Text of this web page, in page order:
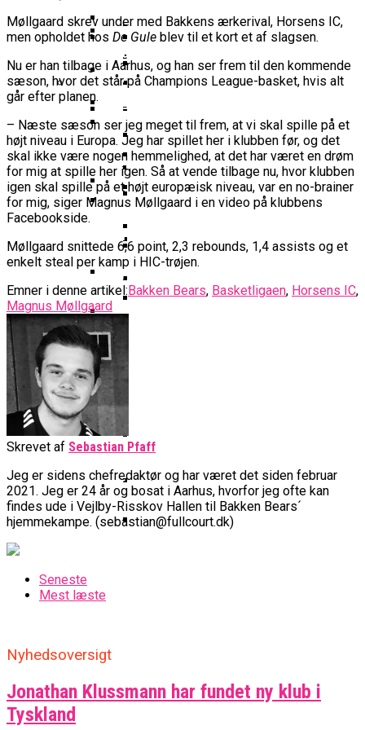
Møder FC Barcelona I Minicopa Endesa´s
Semifinale
Bakken Bears-Stjerne Skifter Til
Bundesligaen
Bakken Bears Sender Stjernespiller
Til NBA Summer League
Dansk Landstræner Efter Misset
EM-Slutrunde: “Vi Har Lagt
FIBA Giver Danmark Den
Dårligste Karakter For Skuffende
EuroBasket-Kvalifikation
Her Er Den Georgiske Og Finske
Trup, Danmark Skal Møde I
Bakkens Supertalent
Bedste Unge Spiller
Vildt Comeback Og
Trepointsrekord: Bakken Bears
Knækkede Porto Efter Dobbelt
Overtidsdrama
Bakken Bears Skuffer Igen I
Europa Og Nærmer Sig Tidligt
16-Årige Noah Nørgaard Slutter
Som Topscorer Til Youth
Champions League
Dansk Tenerife-Talent Med Ny
Brandkamp I Youth Champions
League
En God Start På Youth
Champions League: “Vores Mål
Er At Vinde Turneringen”
Bakken Bears Skuffede Og
Misser Champions League-
Gruppespil
EuroCup
EuroLeague Udvider Til 20 Hold:
Træder Ind På Europas Største
Scene
Venter: Dansk Stjerne Skifter Til
Spansk EuroCup-Klub
Danske Tobias Jensen Fik
Portland Trail Blazers
Emilie Hesseldal Stopper På
Landsholdet
Torsdag Jagter Noah Nørgaard
Sensation Mod Mægtige Real Madrid I
Spansk U18-Kvartfinale
Wembanyamas EM-Deltagelse I Fare:
Der Er Mange Usikkerheder Lige Nu
Danmarks Kvindelandshold Skal Have
Ny Landstræner
Årige Udtaget Til Bruttotruppen
Mod Georgien
Offentliggjort
VM’s All Star-Hold Offentliggjort
Tyskland Er Verdensmester For
Første Gang
Olympiske Lege
Morten Stig Jensen Om OL 2024:
“Vi Kan Forvente Os En Af De
Nogensinde”
To Tidligere Basketliga-Spillere
Bruttotrup
Kalender
Medie: Lebron James Vil Stå I
Spidsen For USA Ved OL 2024
Ungdomspokalfinalerne: Her Er Alle
Vinderne
Ekstra Bladet Har Købt Rettighederne
Til Basketligaen
BørneBasketFonden Sender
Spændende U15-Trup Til Jr. NBA
Europe Tournament Til Sommer
Fra Drøm Til Virkelighed: Vejen
Basketball Klub Rykker Op I
Basketligaen
Medlemstal I Dansk Basket Boomer:
Fremgang For 12. År I Træk
Klumme
Møllgaard skrev under med Bakkens ærkerival, Horsens IC,
men opholdet hos De Gule blev til et kort et af slagsen.
Nu er han tilbage i Aarhus, og han ser frem til den kommende
sæson, hvor det står på Champions League-basket, hvis alt
går efter planen.
– Næste sæson ser jeg meget til frem, at vi skal spille på et
højt niveau i Europa. Jeg har spillet her i klubben før, og det
skal ikke være nogen hemmelighed, at det har været en drøm
for mig at spille her igen. Så at vende tilbage nu, hvor klubben
igen skal spille på et højt europæisk niveau, var en no-brainer
for mig, siger Magnus Møllgaard i en video på klubbens
Facebookside.
Møllgaard snittede 6,6 point, 2,3 rebounds, 1,4 assists og et
enkelt steal per kamp i HIC-trøjen.
Emner i denne artikel:Bakken Bears, Basketligaen, Horsens IC,
Magnus Møllgaard
Skrevet af Sebastian Pfaff
Jeg er sidens chefredaktør og har været det siden februar
2021. Jeg er 24 år og bosat i Aarhus, hvorfor jeg ofte kan
findes ude i Vejlby-Risskov Hallen til Bakken Bears´
hjemmekampe. (sebastian@fullcourt.dk)
Seneste
Mest læste
Nyhedsoversigt
Jonathan Klussmann har fundet ny klub i
Tyskland